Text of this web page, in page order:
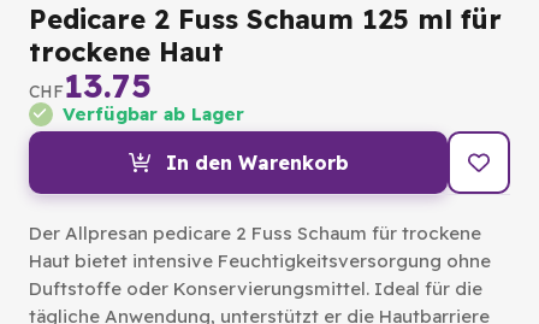
Pedicare 2 Fuss Schaum 125 ml für
trockene Haut
CHF13.75
Verfügbar ab Lager
In den Warenkorb
Der Allpresan pedicare 2 Fuss Schaum für trockene
Haut bietet intensive Feuchtigkeitsversorgung ohne
Duftstoffe oder Konservierungsmittel. Ideal für die
tägliche Anwendung, unterstützt er die Hautbarriere